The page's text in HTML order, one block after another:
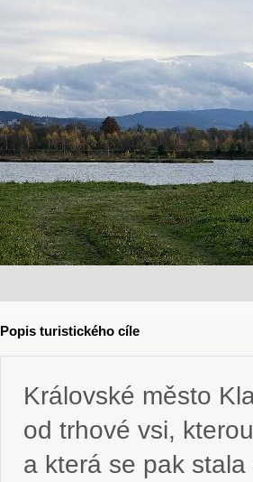
Popis turistického cíle
Královské město
od trhové vsi,
a která se pak